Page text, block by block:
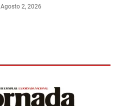
Agosto 2, 2026